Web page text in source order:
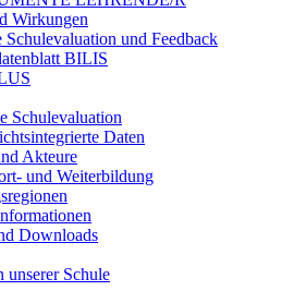
Wirkungen
Schulevaluation und Feedback
BILIS
Schulevaluation
Daten
Akteure
und Weiterbildung
Downloads
unserer Schule